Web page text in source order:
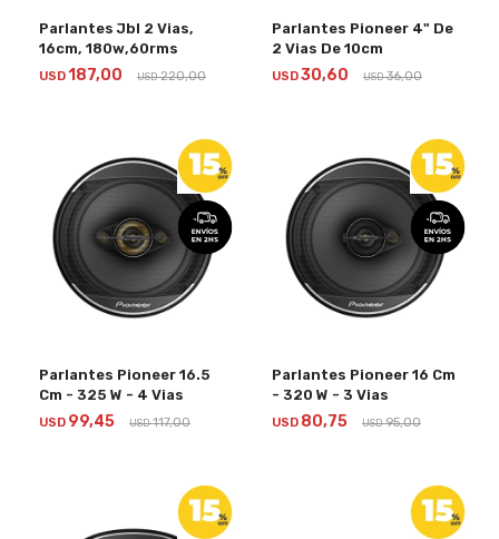
Parlantes Jbl 2 Vias,
16cm, 180w,60rms
USD187,00 USD 220,00
Parlantes Pioneer 4" De
2 Vias De 10cm
USD30,60 USD 36,00
Parlantes Pioneer 16.5
Cm - 325 W - 4 Vias
USD 99,45 USD 117,00
Parlantes Pioneer 16 Cm
- 320 W - 3 Vias
USD 80,75 USD 95,00